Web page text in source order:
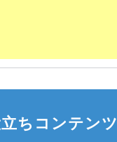
ちコンテンツ